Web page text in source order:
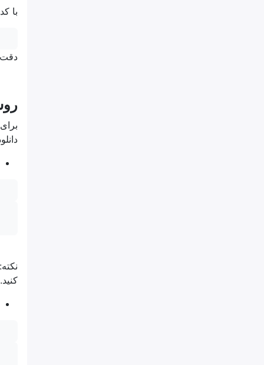
با
دقت کنید که به
روش 2: نصب بسته های
کنید.